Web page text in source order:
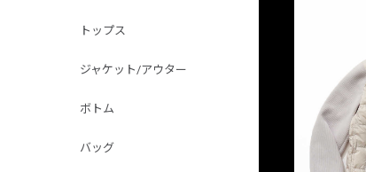
トップス
ジャケット/アウター
ボトム
バッグ